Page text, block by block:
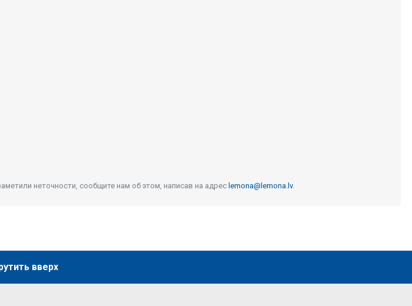
неточности, сообщите нам об этом, написав на адрес lemona@lemona.lv.
вверх